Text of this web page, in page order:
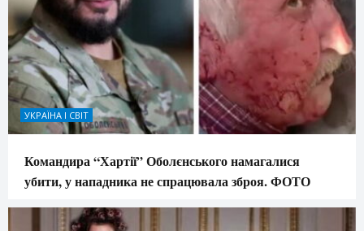
УКРАЇНА І СВІТ
Командира “Хартії” Оболєнського намагалися
убити, у нападника не спрацювала зброя. ФОТО